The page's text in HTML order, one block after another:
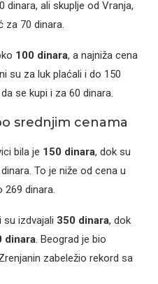
dinara, ali skuplje od Vranja,
za 70 dinara.
100 dinara, a najniža cena
su za luk plaćali i do 150
se kupi i za 60 dinara.
srednjim cenama
bila je 150 dinara, dok su
To je niže od cena u
269 dinara.
su izdvajali 350 dinara, dok
dinara. Beograd je bio
zabeležio rekord sa